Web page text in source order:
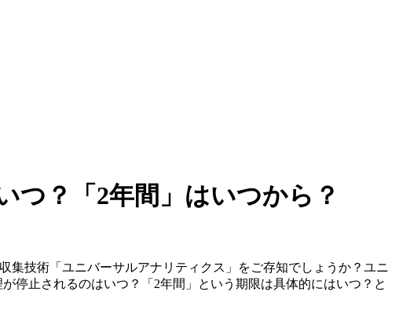
つ？「2年間」はいつから？
集技術「ユニバーサルアナリティクス」をご存知でしょうか？ユニ
停止されるのはいつ？「2年間」という期限は具体的にはいつ？と